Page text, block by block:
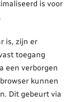
is voor
is, zijn er
toegang
een verborgen
kunnen
Dit gebeurt via